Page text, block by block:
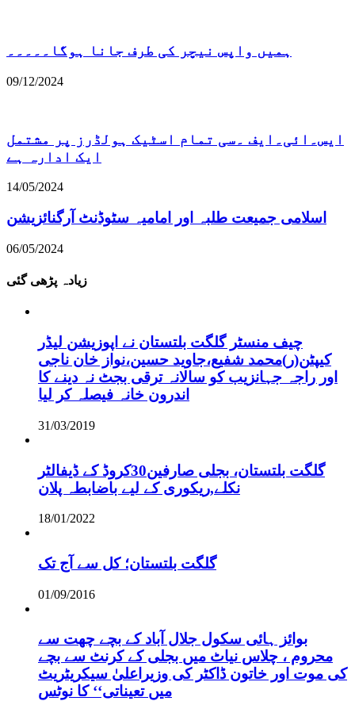
ہمیں واپس نیچر کی طرف جانا ہوگا۔۔۔۔۔
09/12/2024
ایس۔ائی۔ایف ۔سی تمام اسٹیک ہولڈرز پر مشتمل
ایک ادارہ ہے
14/05/2024
اسلامی جمیعت طلبہ اور امامیہ سٹوڈنٹ آرگنائزیشن
06/05/2024
زیادہ پڑھی گئی
چیف منسٹر گلگت بلتستان نے اپوزیشن لیڈر
کیپٹن(ر)محمد شفیع،جاوید حسین،نواز خان ناجی
اور راجہ جہانزیب کو سالانہ ترقی بجٹ نہ دینے کا
اندرون خانہ فیصلہ کر لیا
31/03/2019
گلگت بلتستان، بجلی صارفین30کروڈ کے ڈیفالٹر
نکلے,ریکوری کے لیے باضابطہ پلان
18/01/2022
گلگت بلتستان؛ کل سے آج تک
01/09/2016
بوائز ہائی سکول جلال آباد کے بچے چھت سے
محروم ، چلاس نیاٹ میں بجلی کے کرنٹ سے بچے
کی موت اور خاتون ڈاکٹر کی وزیراعلیٰ سیکریٹریٹ
میں تعیناتی‘‘ کا نوٹس